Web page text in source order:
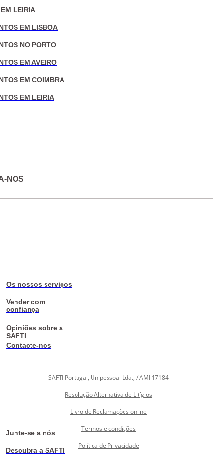
LEIRIA
EM LISBOA
NO PORTO
EM AVEIRO
EM COIMBRA
EM LEIRIA
NOS
Os nossos serviços
Vender com
confiança
Opiniões sobre a
SAFTI
Contacte-nos
Junte-se a nós
Descubra a SAFTI
SAFTI Portugal, Unipessoal Lda., / AMI 17184
Resolução Alternativa de Litígios
Livro de Reclamações online
Termos e condições
Política de Privacidade